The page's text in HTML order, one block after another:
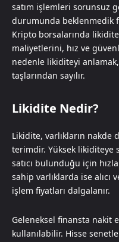
satım işlemleri sorunsuz
durumunda beklenmedik
Kripto borsalarında likidite
maliyetlerini, hız ve
nedenle likiditeyi anlamak,
taşlarından sayılır.
Likidite Nedir?
Likidite, varlıkların nakde
terimdir. Yüksek likiditeye
satıcı bulunduğu için
sahip varlıklarda ise alıcı
işlem fiyatları dalgalanır.
Geleneksel finansta nakit
kullanılabilir. Hisse